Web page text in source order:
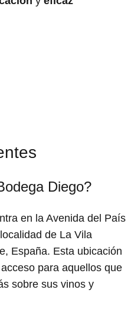
Diego?
en la Avenida del País
de La Vila
España. Esta ubicación
para aquellos que
sobre sus vinos y